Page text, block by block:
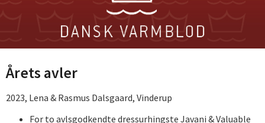
Årets avler
2023, Lena & Rasmus Dalsgaard, Vinderup
For to avlsgodkendte dressurhingste Javani & Valuable